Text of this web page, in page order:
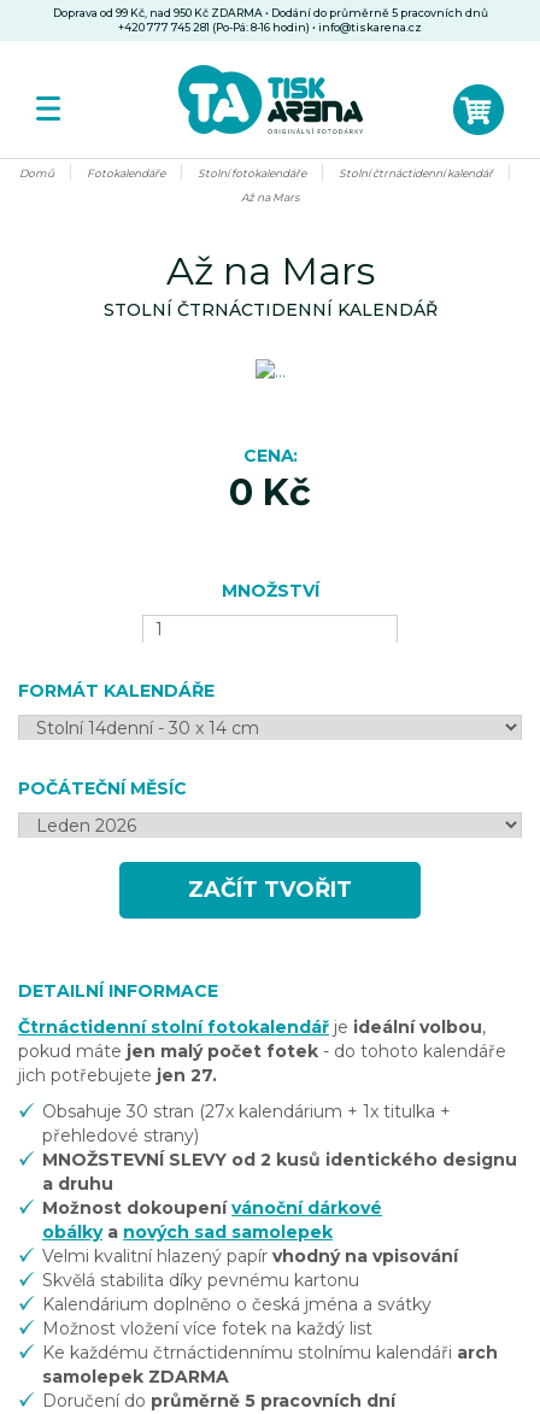
Doprava od 99 Kč, nad 950 Kč ZDARMA • Dodání do průměrně 5 pracovních dnů
+420 777 745 281 (Po-Pá: 8-16 hodin) •info@tiskarena.cz
Domů Fotokalendáře Stolní fotokalendáře
Stolní čtrnáctidenní kalendář
Až na Mars
Až na Mars
STOLNÍ ČTRNÁCTIDENNÍ KALENDÁŘ
DETAILNÍ INFORMACE
Čtrnáctidenní stolní fotokalendář je ideální volbou,
pokud máte jen malý počet fotek - do tohoto kalendáře
jich potřebujete jen 27.
Obsahuje 30 stran (27x kalendárium + 1x titulka +
přehledové strany)
MNOŽSTEVNÍ SLEVY od 2 kusů identického designu
a druhu
Možnost dokoupenívánoční dárkové
obálkya nových sad samolepek
Velmi kvalitní hlazený papír vhodný na vpisování
Skvělá stabilita díky pevnému kartonu
Kalendárium doplněno o česká jména a svátky
Možnost vložení více fotek na každý list
Ke každému čtrnáctidennímu stolnímu kalendáři arch
samolepek ZDARMA
Doručení do průměrně 5 pracovních dní
CENA
0 Kč
MNOŽSTVÍ
FORMÁT KALENDÁŘE
POČÁTEČNÍ MĚSÍC
ZAČÍT TVOŘIT